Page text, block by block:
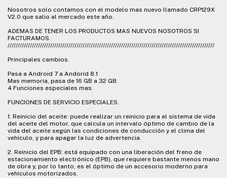
Nosotros solo contamos con el modelo mas nuevo llamado CRP129X
V2.0 que salio al mercado este año.
ADEMAS DE TENER LOS PRODUCTOS MAS NUEVOS NOSOTROS SI
FACTURAMOS.
//////////////////////////////////////////////////////////////////////////////////////////////////////
Principales cambios.
Pasa a Android 7 a Andorid 8.1
Mas memoria, pasa de 16 GB a 32 GB.
4 Funciones especiales mas.
FUNCIONES DE SERVICIO ESPECIALES.
1. Reinicio del aceite: puede realizar un reinicio para el sistema de vida
del aceite del motor, que calcula un intervalo óptimo de cambio de la
vida del aceite según las condiciones de conducción y el clima del
vehículo, y para apagar la luz de advertencia.
2. Reinicio del EPB: está equipado con una liberación del freno de
estacionamiento electrónico (EPB), que requiere bastante menos mano
de obra y, por lo tanto, es el óptimo de un accesorio moderno para
vehículos motorizados.